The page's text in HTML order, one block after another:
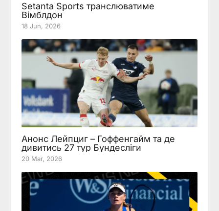
Setanta Sports транслюватиме
Вімблдон
18 Jun, 2026
Анонс Лейпциг – Гоффенгайм та де
дивитись 27 тур Бундесліги
20 Mar, 2026